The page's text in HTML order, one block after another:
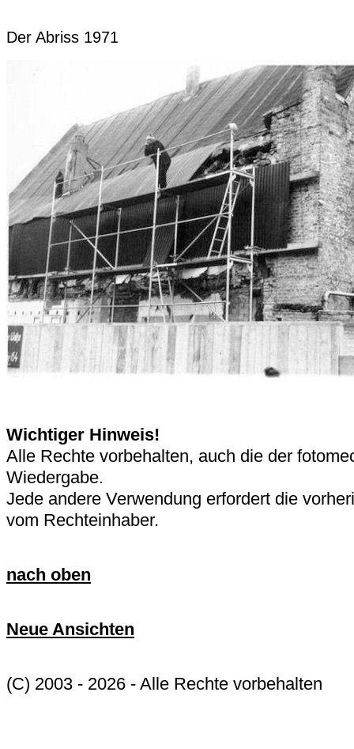
Der Abriss 1971
Wichtiger Hinweis!
Alle Rechte vorbehalten, auch die der
Wiedergabe.
Jede andere Verwendung erfordert die
vom Rechteinhaber.
nach oben
Neue Ansichten
(C) 2003 - 2026 - Alle Rechte vorbehalten